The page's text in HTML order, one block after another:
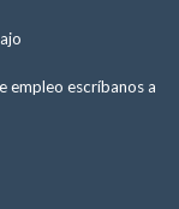
empleo escríbanos a